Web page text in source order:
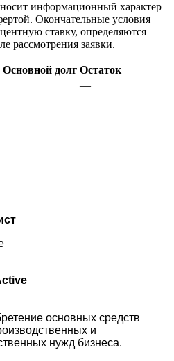
информационный характер
Окончательные условия
ставку, определяются
рассмотрения заявки.
Основной долг Остаток
—
основных средств
и
нужд бизнеса.